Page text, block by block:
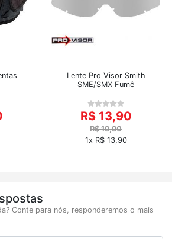
Lente Pro Visor Smith
SME/SMX Fumê
R$ 13,90
R$ 19,90
1x R$ 13,90
Conte para nós, responderemos o mais